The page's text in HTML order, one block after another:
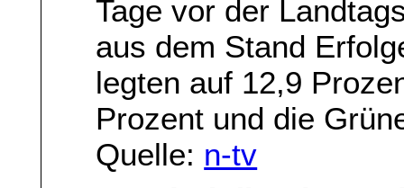
Tage vor der
aus dem Stand
legten auf 12,9
Prozent und die
Quelle: n-tv